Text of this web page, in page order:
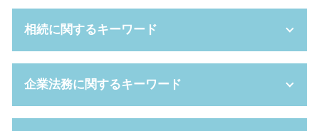
夫婦 別居
親権 母親 負ける
不貞行為 とは
離婚 期間
相続に関するキーワード
遺言 弁護士
被後見人 とは
企業法務に関するキーワード